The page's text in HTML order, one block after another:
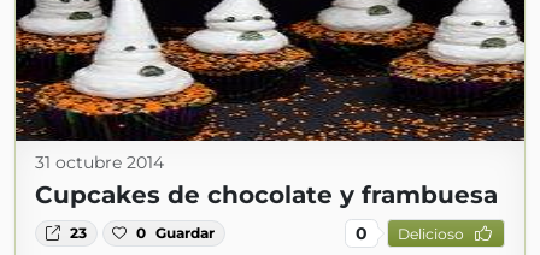
31 octubre 2014
Cupcakes de chocolate y frambuesa
23 0 Guardar 0 Delicioso